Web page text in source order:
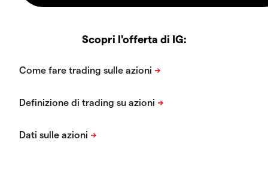
Scopri l'offerta di IG: